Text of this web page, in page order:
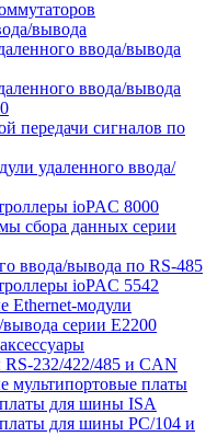
вывода
ввода/вывода
ввода/вывода
передачи сигналов по
удаленного ввода/
ioPAC 8000
сбора данных серии
ввода/вывода по RS-485
ioPAC 5542
Ethernet-модули
вывода серии E2200
232/422/485 и CAN
мультипортовые платы
для шины ISA
для шины PC/104 и